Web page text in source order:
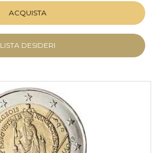
ACQUISTA
LISTA DESIDERI